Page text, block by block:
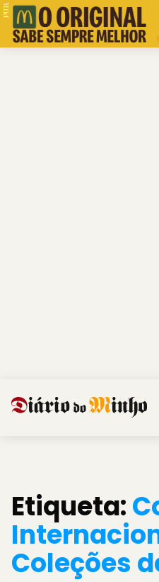
PUB.
Etiqueta:
Coleções